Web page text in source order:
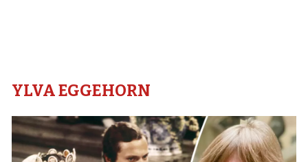
YLVA EGGEHORN